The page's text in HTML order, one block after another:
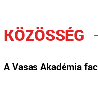
KÖZÖSSÉG
A Vasas Akadémia